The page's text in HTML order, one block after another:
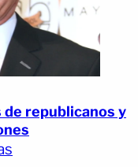
de republicanos y